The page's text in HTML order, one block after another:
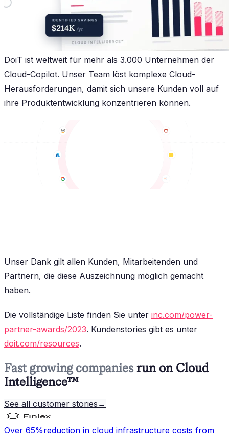
DoiT ist weltweit für mehr als 3.000 Unternehmen der
Cloud-Copilot. Unser Team löst komplexe Cloud-
Herausforderungen, damit sich unsere Kunden voll auf
ihre Produktentwicklung konzentrieren können.
Unser Dank gilt allen Kunden, Mitarbeitenden und
Partnern, die diese Auszeichnung möglich gemacht
haben.
Die vollständige Liste finden Sie unter inc.com/power-
partner-awards/2023. Kundenstories gibt es unter
doit.com/resources.
Fast growing companies run on Cloud
Intelligence™
See all customer stories →
Over 65%reduction in cloud infrastructure costs from